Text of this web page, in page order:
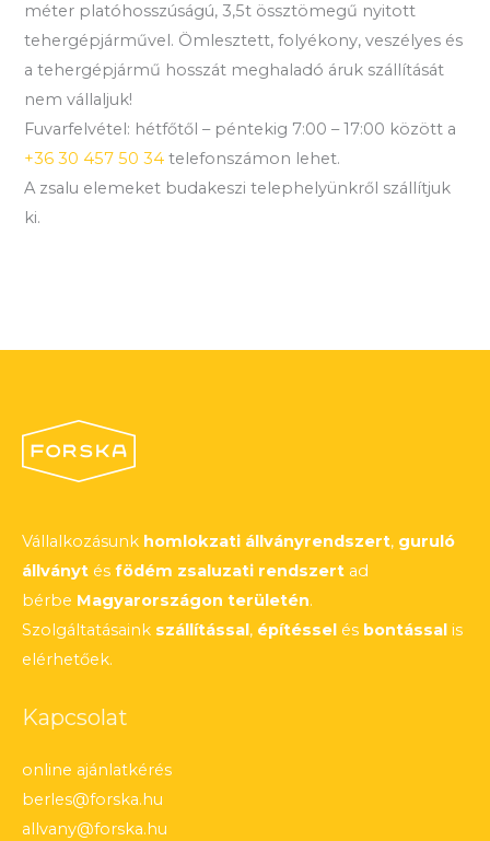
méter platóhosszúságú, 3,5t össztömegű nyitott
tehergépjárművel. Ömlesztett, folyékony, veszélyes és
a tehergépjármű hosszát meghaladó áruk szállítását
nem vállaljuk!
Fuvarfelvétel: hétfőtől – péntekig 7:00 – 17:00 között a
+36 30 457 50 34 telefonszámon lehet.
A zsalu elemeket budakeszi telephelyünkről szállítjuk
ki.
Vállalkozásunk homlokzati állványrendszert, guruló
állványt és födém zsaluzati rendszert ad
bérbe Magyarországon területén.
Szolgáltatásaink szállítással, építéssel és bontással is
elérhetőek.
Kapcsolat
online ajánlatkérés
berles@forska.hu
allvany@forska.hu